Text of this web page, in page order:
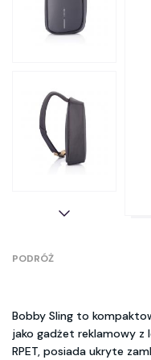
PODRÓŻ
Bobby Sling to
jako gadżet reklamowy z
RPET, posiada ukryte